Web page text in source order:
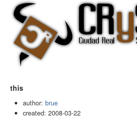
this
author: brue
created: 2008-03-22